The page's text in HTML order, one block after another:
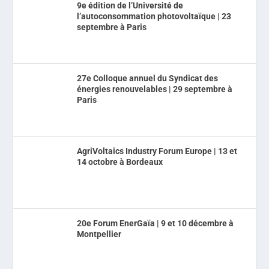
9e édition de l’Université de
l’autoconsommation photovoltaïque | 23
septembre à Paris
27e Colloque annuel du Syndicat des
énergies renouvelables | 29 septembre à
Paris
AgriVoltaics Industry Forum Europe | 13 et
14 octobre à Bordeaux
20e Forum EnerGaïa | 9 et 10 décembre à
Montpellier